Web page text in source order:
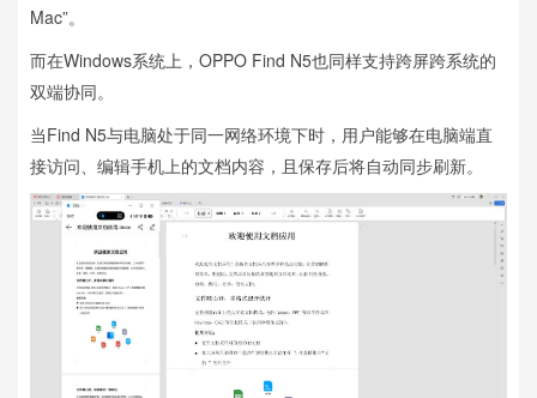
Mac”。
而在Windows系统上，OPPO Find N5也同样支持跨屏跨系统的
双端协同。
当Find N5与电脑处于同一网络环境下时，用户能够在电脑端直
接访问、编辑手机上的文档内容，且保存后将自动同步刷新。